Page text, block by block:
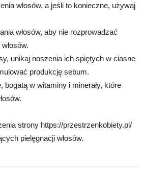
włosów, a jeśli to konieczne, używaj
włosów, aby nie rozprowadzać
unikaj noszenia ich spiętych w ciasne
produkcję sebum.
bogatą w witaminy i minerały, które
strony https://przestrzenkobiety.pl/
pielęgnacji włosów.